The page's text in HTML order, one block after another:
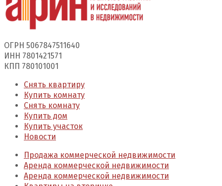
ОГРН 5067847511640
ИНН 7801421571
КПП 780101001
Снять квартиру
Купить комнату
Снять комнату
Купить дом
Купить участок
Новости
Продажа коммерческой недвижимости
Аренда коммерческой недвижимости
Аренда коммерческой недвижимости